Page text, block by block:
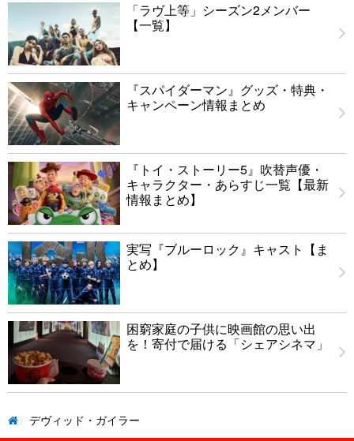
「ラヴ上等」シーズン2メンバー
【一覧】
『スパイダーマン』グッズ・特典・
キャンペーン情報まとめ
『トイ・ストーリー5』吹替声優・
キャラクター・あらすじ一覧【最新
情報まとめ】
実写『ブルーロック』キャスト【ま
とめ】
困窮家庭の子供に映画館の思い出
を！寄付で届ける「シェアシネマ」
デヴィッド・ガイラー